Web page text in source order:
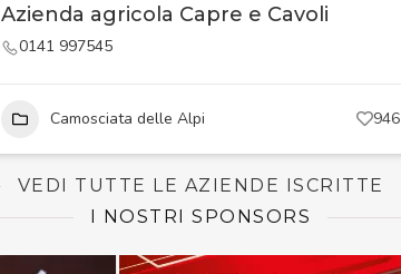
Azienda agricola Capre e Cavoli
0141 997545
Camosciata delle Alpi 946
VEDI TUTTE LE AZIENDE ISCRITTE
I NOSTRI SPONSORS